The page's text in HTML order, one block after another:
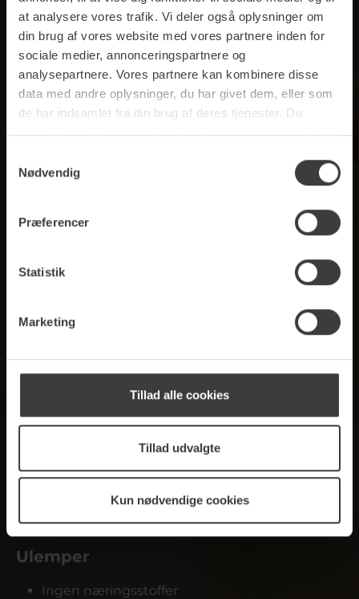
at analysere vores trafik. Vi deler også oplysninger om
din brug af vores website med vores partnere inden for
sociale medier, annonceringspartnere og
analysepartnere. Vores partnere kan kombinere disse
data med andre oplysninger, du har givet dem, eller som
de har indsamlet fra din brug af deres tjenester. Du
samtykker til vores cookies, hvis du fortsætter med at
Nødvendig
Præferencer
Statistik
Marketing
Tillad alle cookies
Tillad udvalgte
Kun nødvendige cookies
imponerer ikke kun visuelt, men også
smagsmæssigt.
Fordelene i et overblik:
Mælkepulver toppings fås i en række variationer
Fremstillet af sød- og skummetmælk Laktosefrie
alternativer fås også
Topping
Stabilt hoved af skum
Nem at rengøre i en fuldautomatisk
kaffemaskine
Pladsbesparende opbevaring
Ulemper
Ingen næringsstoffer